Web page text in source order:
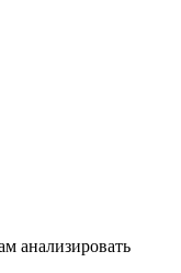
анализировать